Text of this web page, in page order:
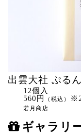
出雲大社 ぷる
12個入
560円
（税込）
若月商店
ギャラリ